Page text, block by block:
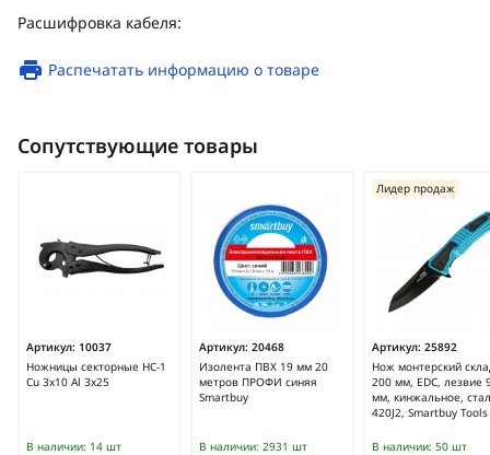
Расшифровка кабеля:
Распечатать информацию о товаре
Сопутствующие товары
Артикул: 10037
Ножницы секторные НС-1
Cu 3x10 Al 3x25
В наличии: 14 шт
Артикул: 20468
Изолента ПВХ 19 мм 20
метров ПРОФИ синяя
Smartbuy
В наличии: 2931 шт
Артикул: 25892
Нож монтерский
200 мм, EDC, лезвие
мм, кинжальное,
420J2, Smartbuy Tools
Лидер продаж
В наличии: 50 шт